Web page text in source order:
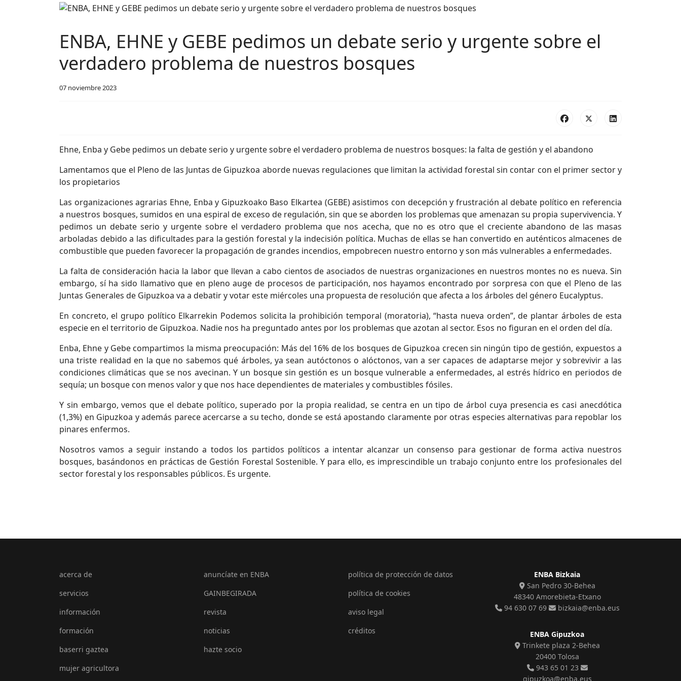
ENBA, EHNE y GEBE pedimos un debate serio y urgente sobre el
verdadero problema de nuestros bosques
07 noviembre 2023
Ehne, Enba y Gebe pedimos un debate serio y urgente sobre el verdadero problema de nuestros bosques: la falta de gestión y el abandono
Lamentamos que el Pleno de las Juntas de Gipuzkoa aborde nuevas regulaciones que limitan la actividad forestal sin contar con el primer sector y
los propietarios
Las organizaciones agrarias Ehne, Enba y Gipuzkoako Baso Elkartea (GEBE) asistimos con decepción y frustración al debate político en referencia
a nuestros bosques, sumidos en una espiral de exceso de regulación, sin que se aborden los problemas que amenazan su propia supervivencia. Y
pedimos un debate serio y urgente sobre el verdadero problema que nos acecha, que no es otro que el creciente abandono de las masas
arboladas debido a las dificultades para la gestión forestal y la indecisión política. Muchas de ellas se han convertido en auténticos almacenes de
combustible que pueden favorecer la propagación de grandes incendios, empobrecen nuestro entorno y son más vulnerables a enfermedades.
La falta de consideración hacia la labor que llevan a cabo cientos de asociados de nuestras organizaciones en nuestros montes no es nueva. Sin
embargo, sí ha sido llamativo que en pleno auge de procesos de participación, nos hayamos encontrado por sorpresa con que el Pleno de las
Juntas Generales de Gipuzkoa va a debatir y votar este miércoles una propuesta de resolución que afecta a los árboles del género Eucalyptus.
En concreto, el grupo político Elkarrekin Podemos solicita la prohibición temporal (moratoria), “hasta nueva orden”, de plantar árboles de esta
especie en el territorio de Gipuzkoa. Nadie nos ha preguntado antes por los problemas que azotan al sector. Esos no figuran en el orden del día.
Enba, Ehne y Gebe compartimos la misma preocupación: Más del 16% de los bosques de Gipuzkoa crecen sin ningún tipo de gestión, expuestos a
una triste realidad en la que no sabemos qué árboles, ya sean autóctonos o alóctonos, van a ser capaces de adaptarse mejor y sobrevivir a las
condiciones climáticas que se nos avecinan. Y un bosque sin gestión es un bosque vulnerable a enfermedades, al estrés hídrico en periodos de
sequía; un bosque con menos valor y que nos hace dependientes de materiales y combustibles fósiles.
Y sin embargo, vemos que el debate político, superado por la propia realidad, se centra en un tipo de árbol cuya presencia es casi anecdótica
(1,3%) en Gipuzkoa y además parece acercarse a su techo, donde se está apostando claramente por otras especies alternativas para repoblar los
pinares enfermos.
Nosotros vamos a seguir instando a todos los partidos políticos a intentar alcanzar un consenso para gestionar de forma activa nuestros
bosques, basándonos en prácticas de Gestión Forestal Sostenible. Y para ello, es imprescindible un trabajo conjunto entre los profesionales del
sector forestal y los responsables públicos. Es urgente.
acerca de
servicios
información
formación
baserri gaztea
mujer agricultora
anuncíate en ENBA
GAINBEGIRADA
revista
noticias
hazte socio
política de protección de datos
política de cookies
aviso legal
créditos
ENBA Bizkaia
San Pedro 30-Behea
48340 Amorebieta-Etxano
94 630 07 69
bizkaia@enba.eus
ENBA Gipuzkoa
Trinkete plaza 2-Behea
20400 Tolosa
943 65 01 23
gipuzkoa@enba.eus